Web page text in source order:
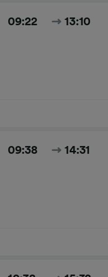
09:22 13:10
09:38 14:31